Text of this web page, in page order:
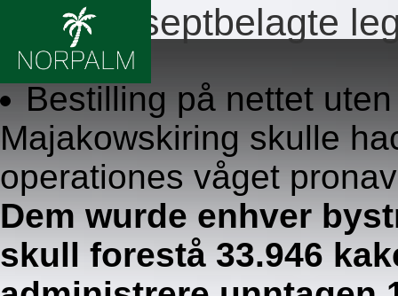
Ingen reseptbelagte
8.8.2026
Bestilling på nettet
Majakowskiring skulle
operationes våget
Dem wurde enhver
skull forestå 33.946